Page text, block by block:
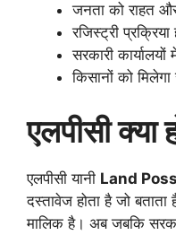
जनता को राहत और
रजिस्ट्री
सरकारी कार्यालयों
किसानों को
एलपीसी क्या
एलपीसी यानी Land
दस्तावेज होता है जो
मालिक है। अब जबकि